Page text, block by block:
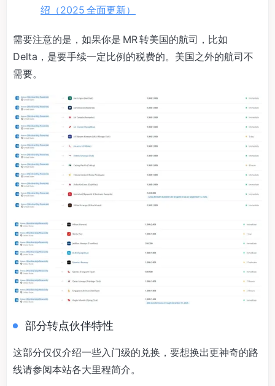
绍（2025 全面更新）
需要注意的是，如果你是 MR 转美国的航司，比如
Delta，是要手续一定比例的税费的。美国之外的航司不
需要。
部分转点伙伴特性
这部分仅仅介绍一些入门级的兑换，要想换出更神奇的路
线请参阅本站各大里程简介。